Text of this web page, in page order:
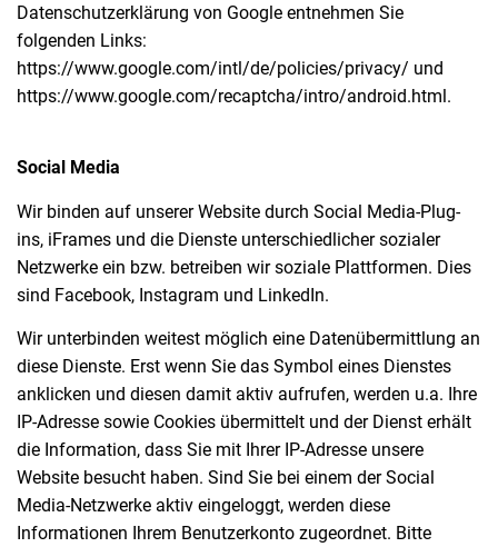
Datenschutzerklärung von Google entnehmen Sie
folgenden Links:
https://www.google.com/intl/de/policies/privacy/ und
https://www.google.com/recaptcha/intro/android.html.
Social Media
Wir binden auf unserer Website durch Social Media-Plug-
ins, iFrames und die Dienste unterschiedlicher sozialer
Netzwerke ein bzw. betreiben wir soziale Plattformen. Dies
sind Facebook, Instagram und LinkedIn.
Wir unterbinden weitest möglich eine Datenübermittlung an
diese Dienste. Erst wenn Sie das Symbol eines Dienstes
anklicken und diesen damit aktiv aufrufen, werden u.a. Ihre
IP-Adresse sowie Cookies übermittelt und der Dienst erhält
die Information, dass Sie mit Ihrer IP-Adresse unsere
Website besucht haben. Sind Sie bei einem der Social
Media-Netzwerke aktiv eingeloggt, werden diese
Informationen Ihrem Benutzerkonto zugeordnet. Bitte